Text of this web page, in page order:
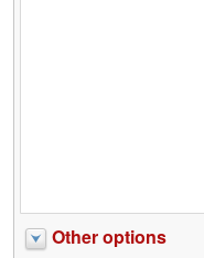
Other options